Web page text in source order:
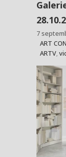
7
ART
ARTV,